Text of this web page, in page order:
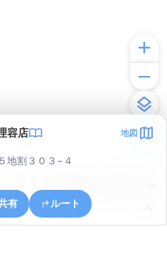
容店 地図
地割３０３−４
有 ルート
沢